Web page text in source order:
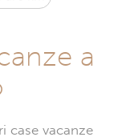
a
case vacanze